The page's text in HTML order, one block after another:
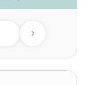
Next day